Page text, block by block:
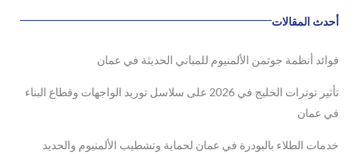
أحدث المقالات
فوائد أنظمة جوتمن الألمنيوم للمباني الحديثة في عمان
تأثير توترات الخليج في 2026 على سلاسل توريد الواجهات وقطاع البناء
في عمان
خدمات الطلاء بالبودرة في عمان لحماية وتشطيب الألمنيوم والحديد